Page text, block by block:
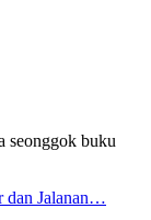
seonggok buku
dan Jalanan…